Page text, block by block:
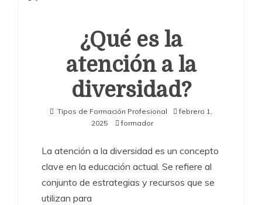
¿Qué es la
atención a la
diversidad?
Tipos de Formación Profesional
febrero 1,
2025
formador
La atención a la diversidad es un concepto
clave en la educación actual. Se refiere al
conjunto de estrategias y recursos que se
utilizan para